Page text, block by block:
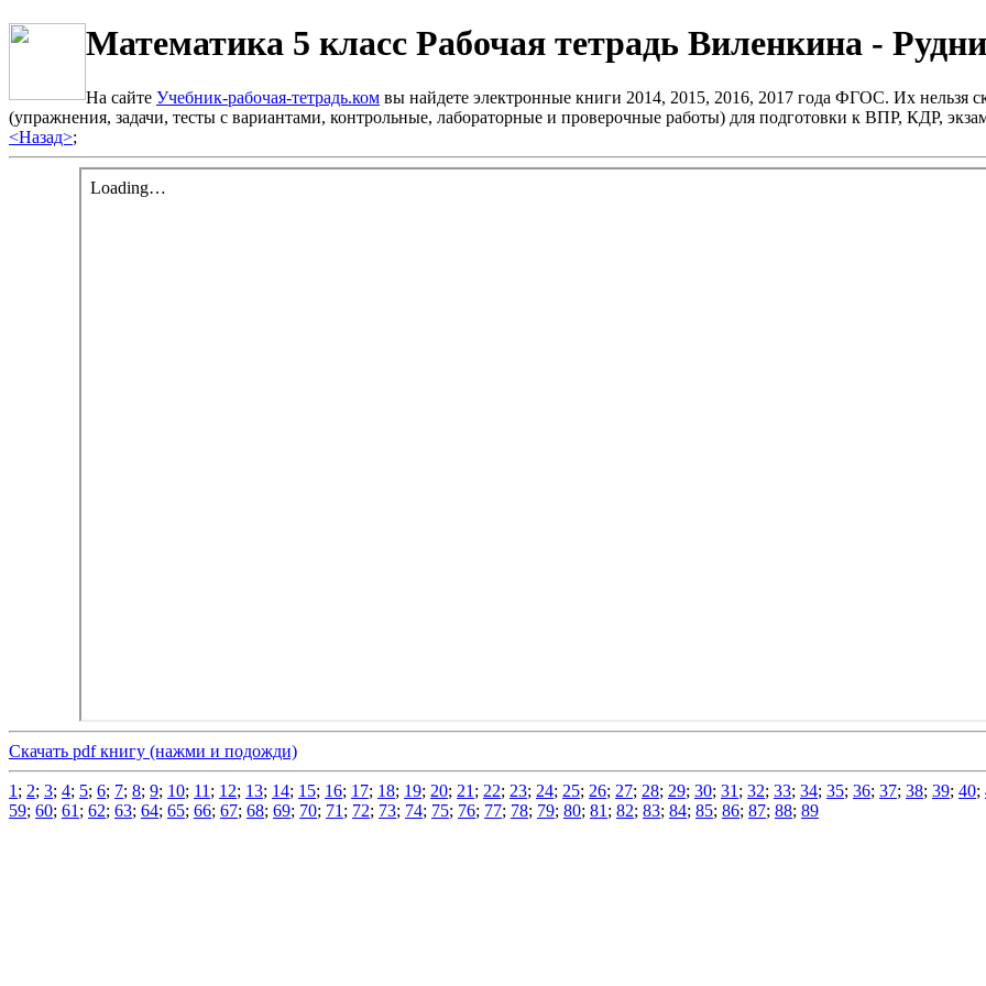
Математика 5 класс Рабочая тетрадь Виленкина -
На сайте Учебник-рабочая-тетрадь.ком вы найдете электронные книги 2014, 2015, 2016, 2017 года ФГОС. Их нельзя
(упражнения, задачи, тесты с вариантами, контрольные, лабораторные и проверочные работы) для подготовки к ВПР, КДР,
<Назад>;
Скачать pdf книгу (нажми и подожди)
1 ; 2; 3; 4; 5; 6; 7; 8; 9; 10; 11 ; 12; 13; 14; 15; 16; 17; 18; 19; 20; 21 ; 22; 23; 24; 25; 26; 27; 28; 29; 30; 31 ; 32; 33; 34; 35; 36; 37; 38; 39; 40;
59; 60; 61 ; 62; 63; 64; 65; 66; 67; 68; 69; 70; 71 ; 72; 73; 74; 75; 76; 77; 78; 79; 80; 81 ; 82; 83; 84; 85; 86; 87; 88; 89